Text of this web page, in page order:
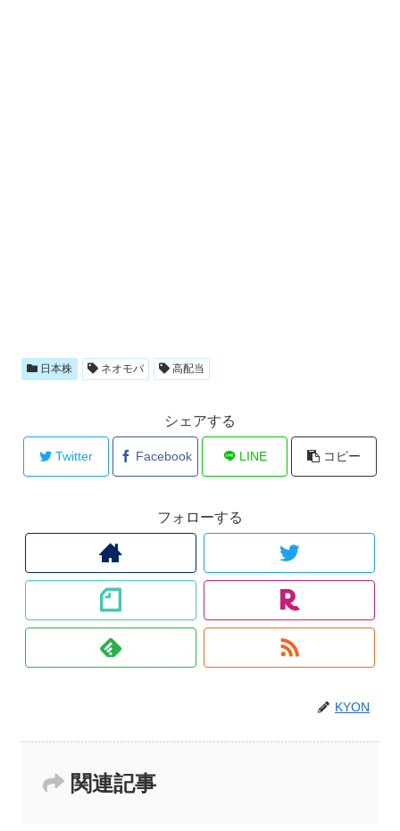
日本株 ネオモバ 高配当
シェアする
Twitter Facebook LINE コピー
フォローする
KYON
関連記事